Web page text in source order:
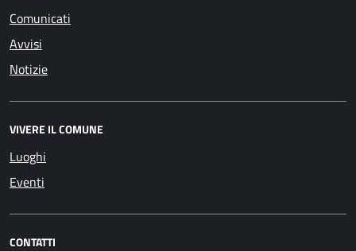
Comunicati
Avvisi
Notizie
VIVERE IL COMUNE
Luoghi
Eventi
CONTATTI